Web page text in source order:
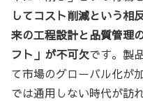
してコスト削減という相
来の工程設計と品質管理
フト」が不可欠です。製
て市場のグローバル化が
では通用しない時代が訪